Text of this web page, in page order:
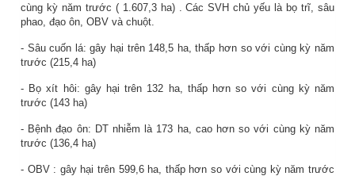
cùng kỳ năm trước ( 1.607,3 ha) .CácSVH chủ yếu làbọ trĩ, sâu
phao, đạo ôn, OBV và chuột.
- Sâu cuốn lá:gây hại trên 148,5 ha,thấp hơn so với cùng kỳ năm
trước (215,4 ha)
- Bọ xít hôi: gây hại trên 132 ha, thấp hơn so với cùng kỳ năm
trước (143 ha)
- Bệnh đạo ôn: DT nhiễm là 173 ha, cao hơn so với cùng kỳ năm
trước (136,4 ha)
- OBV : gây hại trên 599,6 ha, thấp hơn so với cùng kỳ năm trước